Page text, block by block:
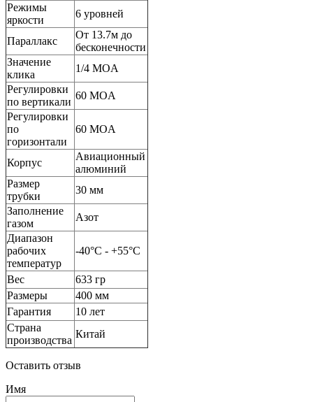
Режимы
яркости
6 уровней
Параллакс
От 13.7м до
бесконечности
Значение
клика
1/4 MOA
Регулировки
по вертикали
60 MOA
Регулировки
по
горизонтали
60 MOA
Корпус
Авиационный
алюминий
Размер
трубки
30 мм
Заполнение
газом
Азот
Диапазон
рабочих
температур
-40°C - +55°C
Вес
633 гр
Размеры
400 мм
Гарантия
10 лет
Страна
производства
Китай
Оставить отзыв
Имя